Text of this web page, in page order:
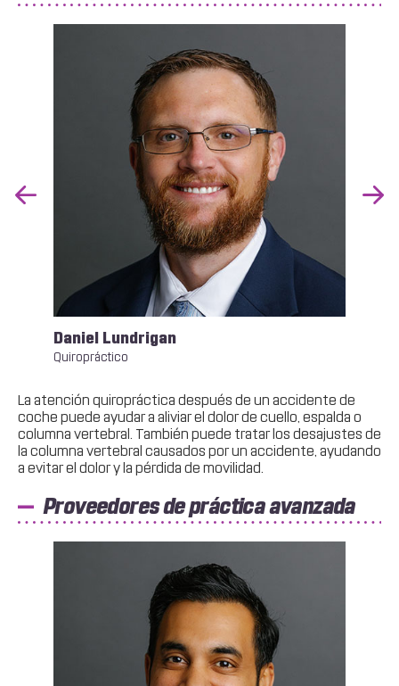
Previous
Daniel Lundrigan
Quiropráctico
La atención quiropráctica después de un accidente de
coche puede ayudar a aliviar el dolor de cuello, espalda o
columna vertebral. También puede tratar los desajustes de
la columna vertebral causados por un accidente, ayudando
a evitar el dolor y la pérdida de movilidad.
Proveedores de práctica avanzada